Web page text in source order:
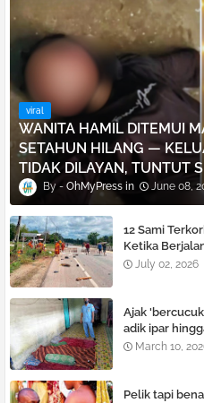
viral
WANITA HAMIL DITEMUI
SETAHUN HILANG —
TIDAK DILAYAN, TUNTUT
OhMyPress June 08,
12 Sami
Ketika
July 02, 2026
Ajak
adik ipar
pelurus
March 10,
Pelik tapi